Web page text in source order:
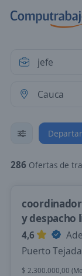
286 Ofertas de
y despacho
4,6
Puerto
$ 2.300.000,00